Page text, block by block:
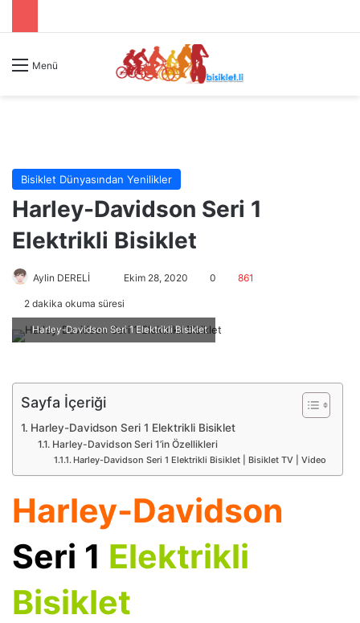
Menü
Bisiklet Dünyasından Yenilikler
Harley-Davidson Seri 1
Elektrikli Bisiklet
Aylin DERELİ
r
e
t
a
n
d
e
Ekim 28, 2020 0 861
2 dakika okuma süresi
Harley-Davidson Seri 1 Elektrikli Bisiklet
Sayfa İçeriği
Harley-Davidson Seri 1 Elektrikli Bisiklet
Harley-Davidson Seri 1’in Özellikleri
Harley-Davidson Seri 1 Elektrikli Bisiklet | Bisiklet TV | Video
Harley-Davidson
Seri 1 Elektrikli
Bisiklet